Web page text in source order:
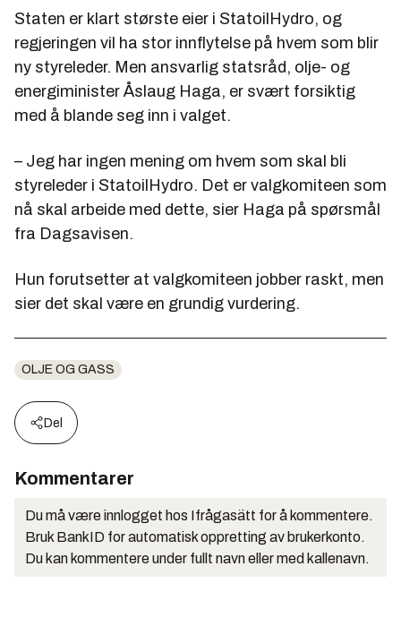
Staten er klart største eier i StatoilHydro, og
regjeringen vil ha stor innflytelse på hvem som blir
ny styreleder. Men ansvarlig statsråd, olje- og
energiminister Åslaug Haga, er svært forsiktig
med å blande seg inn i valget.
– Jeg har ingen mening om hvem som skal bli
styreleder i StatoilHydro. Det er valgkomiteen som
nå skal arbeide med dette, sier Haga på spørsmål
fra Dagsavisen.
Hun forutsetter at valgkomiteen jobber raskt, men
sier det skal være en grundig vurdering.
OLJE OG GASS
Del
Kommentarer
Du må være innlogget hos Ifrågasätt for å kommentere.
Bruk BankID for automatisk oppretting av brukerkonto.
Du kan kommentere under fullt navn eller med kallenavn.